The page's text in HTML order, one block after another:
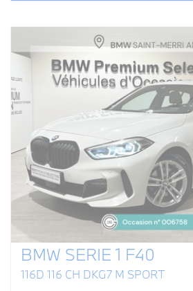
BMW SERIE 1 F40
116D 116 CH DKG7 M SPORT